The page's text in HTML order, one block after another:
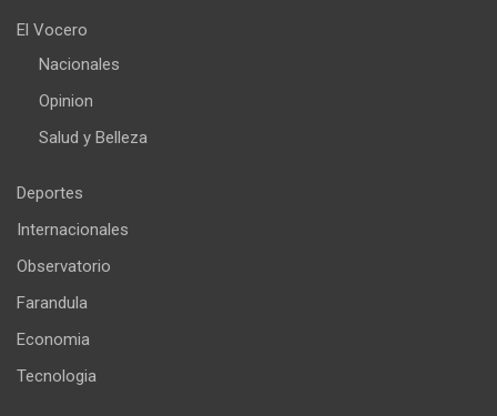
El Vocero
Nacionales
Opinion
Salud y Belleza
Deportes
Internacionales
Observatorio
Farandula
Economia
Tecnologia